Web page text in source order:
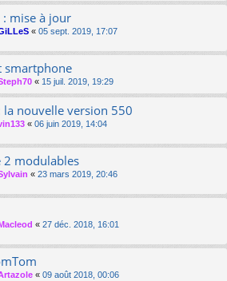
mise à jour
« 05 sept. 2019, 17:07
smartphone
« 15 juil. 2019, 19:29
la nouvelle version 550
« 06 juin 2019, 14:04
2 modulables
« 23 mars 2019, 20:46
« 27 déc. 2018, 16:01
« 09 août 2018, 00:06